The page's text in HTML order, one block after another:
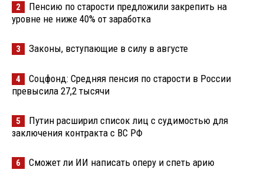
2
Пенсию по старости предложили закрепить на
уровне не ниже 40% от заработка
3 Законы, вступающие в силу в августе
4
Соцфонд: Средняя пенсия по старости в России
превысила 27,2 тысячи
5
Путин расширил список лиц с судимостью для
заключения контракта с ВС РФ
6 Сможет ли ИИ написать оперу и спеть арию